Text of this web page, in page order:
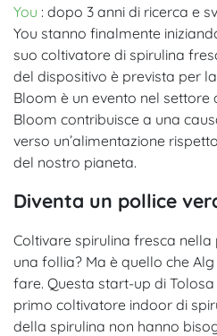
You : dopo 3 anni di ricerca e
You stanno finalmente
suo coltivatore di spirulina
del dispositivo è prevista per
Bloom è un evento nel settore
Bloom contribuisce a una
verso un’alimentazione
del nostro pianeta.
Diventa un pollice
Coltivare spirulina fresca
una follia? Ma è quello che
fare. Questa start-up di
primo coltivatore indoor di
della spirulina non hanno